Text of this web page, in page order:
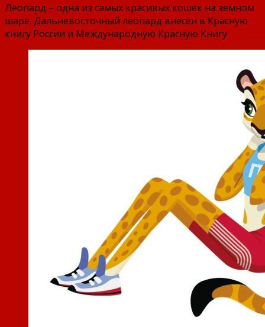
Леопард – одна из самых красивых кошек на земном
шаре. Дальневосточный леопард внесён в Красную
книгу России и Международную Красную Книгу.